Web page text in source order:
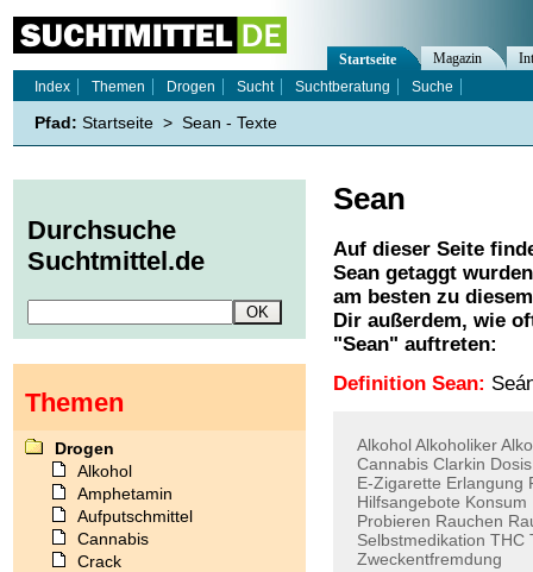
Sean
Auf dieser Seite
Sean getaggt
am besten zu
Dir außerdem, wie
"Sean" auftreten:
Definition Sean:
AlkoholAlkoholiker
Cannabis Clarkin Dosis
E-Zigarette Erlangung
Hilfsangebote Konsum
Probieren Rauchen
Selbstmedikation THC
Zweckentfremdung
Startseite Magazin
Index
Themen Drogen Sucht Suchtberatung Suche
Pfad: Startseite > Sean - Texte
Durchsuche
Suchtmittel.de
Themen
Drogen
Alkohol
Amphetamin
Aufputschmittel
Cannabis
Crack